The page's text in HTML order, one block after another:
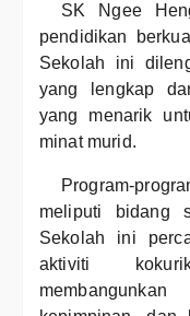
SK Ngee
pendidikan
Sekolah ini
yang lengkap
yang menarik
minat murid.
Program-
meliputi bidang
Sekolah ini
aktiviti